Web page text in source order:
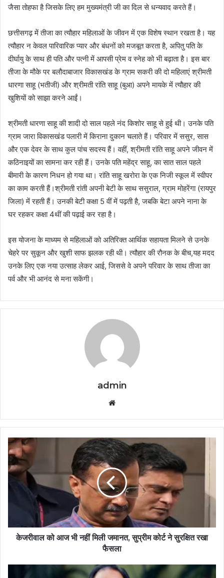
जैसा तोहफा है जिसके लिए हम मुख्यमंत्री जी का दिल से धन्यवाद करते हैं।
छत्तीसगढ़ में तीजा का त्यौहार महिलाओं के जीवन में एक विशेष स्थान रखता है। यह
त्यौहार न केवल पारिवारिक प्यार और बंधनों को मजबूत करता है, अपितु पति के
दीर्घायु के साथ ही पति और पत्नी में आपसी प्रेम व स्नेह को भी बढ़ाता है। इस बार
तीजा के मौके पर बलौदाबाजार विकासखंड के ग्राम सकरी की दो महिलाएं श्रीमती
धारणा साहू (भतीजी) और श्रीमती रांति साहू (बुआ) अपने मायके में त्यौहार की
खुशियों को साझा करने आईं।
श्रीमती धारणा साहू की शादी दो साल पहले नंद किशोर साहू से हुई थी। उनके पति
ग्राम जारा विकासखंड पलारी में किराना दुकान चलाते हैं। परिवार में ससुर, सास
और एक देवर के साथ कुल पांच सदस्य हैं। वहीं, श्रीमती रांति साहू अपने जीवन में
कठिनाइयों का सामना कर रही हैं। उनके पति महेंद्र साहू, का सात साल पहले
बीमारी के कारण निधन हो गया था। रांति साहू खरोरा के एक निजी स्कूल में स्वीपर
का काम करती हैं।श्रीमती रांती अपनी बेटी के साथ ससुराल, ग्राम मोहरेंगा (रायपुर
जिला) में रहती हैं। उनकी बेटी कक्षा 5 वीं में पढ़ती है, जबकि बेटा अपने नाना के
घर रहकर कक्षा 4थीं की पढ़ाई कर रहा है।
इस योजना के माध्यम से महिलाओं को अतिरिक्त आर्थिक सहायता मिलने से उनके
चेहरे पर सुकून और खुशी साफ झलक रही थी। त्यौहार की रौनक के बीच,यह मदद
उनके लिए एक नया उत्साह लेकर आई, जिससे वे अपने परिवार के साथ तीजा का
पर्व और भी आनंद से मना सकेंगी।
admin
केजरीवाल को आज भी नहीं मिली जमानत, सुप्रीम कोर्ट ने सुरक्षित रखा
फैसला